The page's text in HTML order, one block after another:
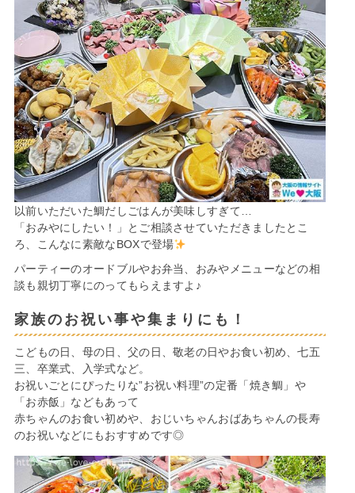
以前いただいた鯛だしごはんが美味しすぎて…
「おみやにしたい！」とご相談させていただきましたとこ
ろ、こんなに素敵なBOXで登場
パーティーのオードブルやお弁当、おみやメニューなどの相
談も親切丁寧にのってもらえますよ♪
家族のお祝い事や集まりにも！
こどもの日、母の日、父の日、敬老の日やお食い初め、七五
三、卒業式、入学式など。
お祝いごとにぴったりな”お祝い料理”の定番「焼き鯛」や
「お赤飯」などもあって
赤ちゃんのお食い初めや、おじいちゃんおばあちゃんの長寿
のお祝いなどにもおすすめです◎